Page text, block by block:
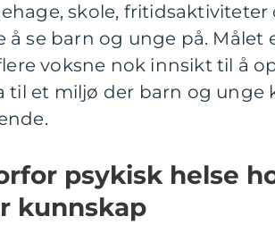
skole,
å se barn og unge på.
voksne nok innsikt til å
til et miljø der barn og unge
psykisk helse
kunnskap